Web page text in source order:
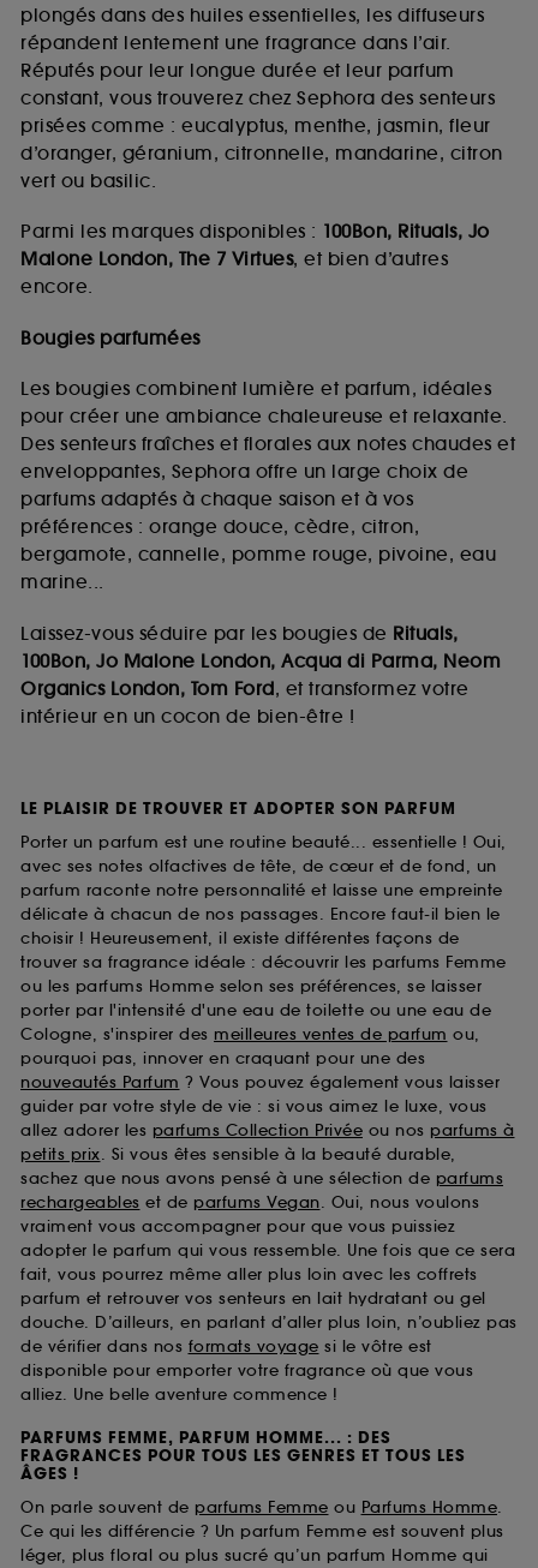
plongés dans des huiles essentielles, les diffuseurs
répandent lentement une fragrance dans l’air.
Réputés pour leur longue durée et leur parfum
constant, vous trouverez chez Sephora des senteurs
prisées comme : eucalyptus, menthe, jasmin, fleur
d’oranger, géranium, citronnelle, mandarine, citron
vert ou basilic.
Parmi les marques disponibles : 100Bon, Rituals, Jo
Malone London, The 7 Virtues, et bien d’autres
encore.
Bougies parfumées
Les bougies combinent lumière et parfum, idéales
pour créer une ambiance chaleureuse et relaxante.
Des senteurs fraîches et florales aux notes chaudes et
enveloppantes, Sephora offre un large choix de
parfums adaptés à chaque saison et à vos
préférences : orange douce, cèdre, citron,
bergamote, cannelle, pomme rouge, pivoine, eau
marine...
Laissez-vous séduire par les bougies de Rituals,
100Bon, Jo Malone London, Acqua di Parma, Neom
Organics London, Tom Ford, et transformez votre
intérieur en un cocon de bien-être !
LE PLAISIR DE TROUVER ET ADOPTER SON PARFUM
Porter un parfum est une routine beauté... essentielle ! Oui,
avec ses notes olfactives de tête, de cœur et de fond, un
parfum raconte notre personnalité et laisse une empreinte
délicate à chacun de nos passages. Encore faut-il bien le
choisir ! Heureusement, il existe différentes façons de
trouver sa fragrance idéale : découvrir les parfums Femme
ou les parfums Homme selon ses préférences, se laisser
porter par l'intensité d'une eau de toilette ou une eau de
Cologne, s'inspirer des meilleures ventes de parfum ou,
pourquoi pas, innover en craquant pour une des
nouveautés Parfum ? Vous pouvez également vous laisser
guider par votre style de vie : si vous aimez le luxe, vous
allez adorer les parfums Collection Privée ou nos parfums à
petits prix. Si vous êtes sensible à la beauté durable,
sachez que nous avons pensé à une sélection de parfums
rechargeables et de parfums Vegan. Oui, nous voulons
vraiment vous accompagner pour que vous puissiez
adopter le parfum qui vous ressemble. Une fois que ce sera
fait, vous pourrez même aller plus loin avec les coffrets
parfum et retrouver vos senteurs en lait hydratant ou gel
douche. D’ailleurs, en parlant d’aller plus loin, n’oubliez pas
de vérifier dans nos formats voyage si le vôtre est
disponible pour emporter votre fragrance où que vous
alliez. Une belle aventure commence !
PARFUMS FEMME, PARFUM HOMME... : DES
FRAGRANCES POUR TOUS LES GENRES ET TOUS LES
ÂGES !
On parle souvent de parfums Femme ou Parfums Homme.
Ce qui les différencie ? Un parfum Femme est souvent plus
léger, plus floral ou plus sucré qu’un parfum Homme qui